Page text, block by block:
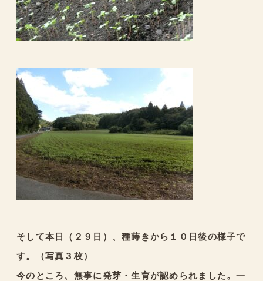
そして本日（２９日）、種蒔きから１０日後の様子で
す。（写真３枚）
今のところ、無事に発芽・生育が認められました。一